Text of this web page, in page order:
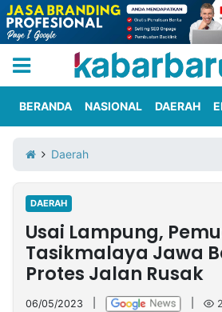
Iklan
Berita
Kami
Nasional
International
Olahraga
Entertainment
Daerah
Pariwisata
Kuliner
Kolom
Network
BERANDA NASIONAL DAERAH
Daerah
DAERAH
Usai Lampung,
Tasikmalaya Jawa
Protes Jalan Rusak
06/05/2023 2